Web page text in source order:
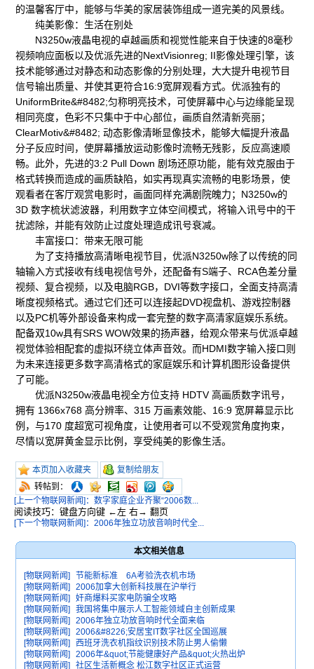
的温馨客厅中，能够与华美的家居装饰组成一道完美的风景线。
纯美影像：生活在别处
N3250w液晶电视的卓越画质和视觉性能来自于快速的8毫秒
视频响应面板以及优派先进的NextVisionreg; II影像处理引擎，该
技术能够通过对静态和动态影像的分别处理，大大提升电视节目
信号输出质量、并使其更符合16:9宽屏观看方式。优派独有的
UniformBrite&#8482;匀称明亮技术，可使屏幕中心与边缘能呈现
相同亮度，色彩不只集中于中心部位，画质自然清新亮丽；
ClearMotiv&#8482; 动态影像清晰显像技术，能够大幅提升液晶
分子反应时间，使屏幕播放运动影像时流畅无残影，反应高速顺
畅。此外，先进的3:2 Pull Down 剧场还原功能，能有效克服由于
格式转换而造成的画质缺陷，如实再现真实流畅的电影场景，使
观看者在客厅观赏电影时，画面同样充满剧院魄力；N3250w的
3D 数字梳状滤波器，利用数字立体空间模式，将输入讯号中的干
扰滤除，并能有效防止过度处理造成讯号衰减。
丰富接口：带来无限可能
为了支持播放高清晰电视节目，优派N3250w除了以传统的同
轴输入方式接收有线电视信号外，还配备有S端子、RCA色差分量
视频、复合视频，以及电脑RGB，DVI等数字接口，全面支持高清
晰度视频格式。通过它们还可以连接起DVD视盘机、游戏控制器
以及PC机等外部设备来构成一套完整的数字高清家庭娱乐系统。
配备双10w具有SRS WOW效果的扬声器，给观众带来与优派卓越
视觉体验相配套的虚拟环绕立体声音效。而HDMI数字输入接口则
为未来连接更多数字高清格式的家庭娱乐和计算机图形设备提供
了可能。
优派N3250w液晶电视全方位支持 HDTV 高画质数字讯号，
拥有 1366x768 高分辨率、315 万画素效能、16:9 宽屏幕显示比
例，与170 度超宽可视角度，让使用者可以不受观赏角度拘束，
尽情以宽屏黄金显示比例，享受纯美的影像生活。
本页加入收藏夹
复制给朋友
转帖到：
[上一个物联网新闻]：数字家庭企业齐聚“2006数...
阅读技巧：键盘方向键 ←左 右→ 翻页
[下一个物联网新闻]：2006年独立功放音响时代全...
本文相关信息
[物联网新闻]
节能新标准 6A考验洗衣机市场
[物联网新闻]
2006加拿大创新科技展在沪举行
[物联网新闻]
奸商爆料买家电防骗全攻略
[物联网新闻]
我国将集中展示人工智能领域自主创新成果
[物联网新闻]
2006年独立功放音响时代全面来临
[物联网新闻]
2006&#8226;安居宝IT数字社区全国巡展
[物联网新闻]
西班牙洗衣机指纹识别技术防止男人偷懒
[物联网新闻]
2006年&quot;节能健康好产品&quot;火热出炉
[物联网新闻]
社区生活新概念 松江数字社区正式运营